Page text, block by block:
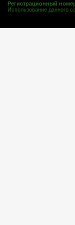
Регистрационный
Использование данного